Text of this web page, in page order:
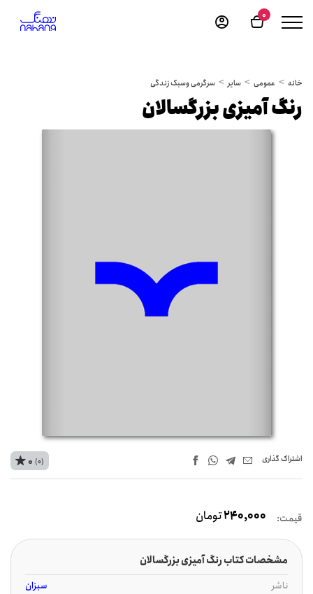
0
خانه عمومی سایر سرگرمی وسبک زندگی
رنگ آمیزی بزرگسالان
اشتراک‌ گذاری 0 (0)
قیمت: 240,000تومان
مشخصات کتاب رنگ آمیزی بزرگسالان
ناشر
سبزان